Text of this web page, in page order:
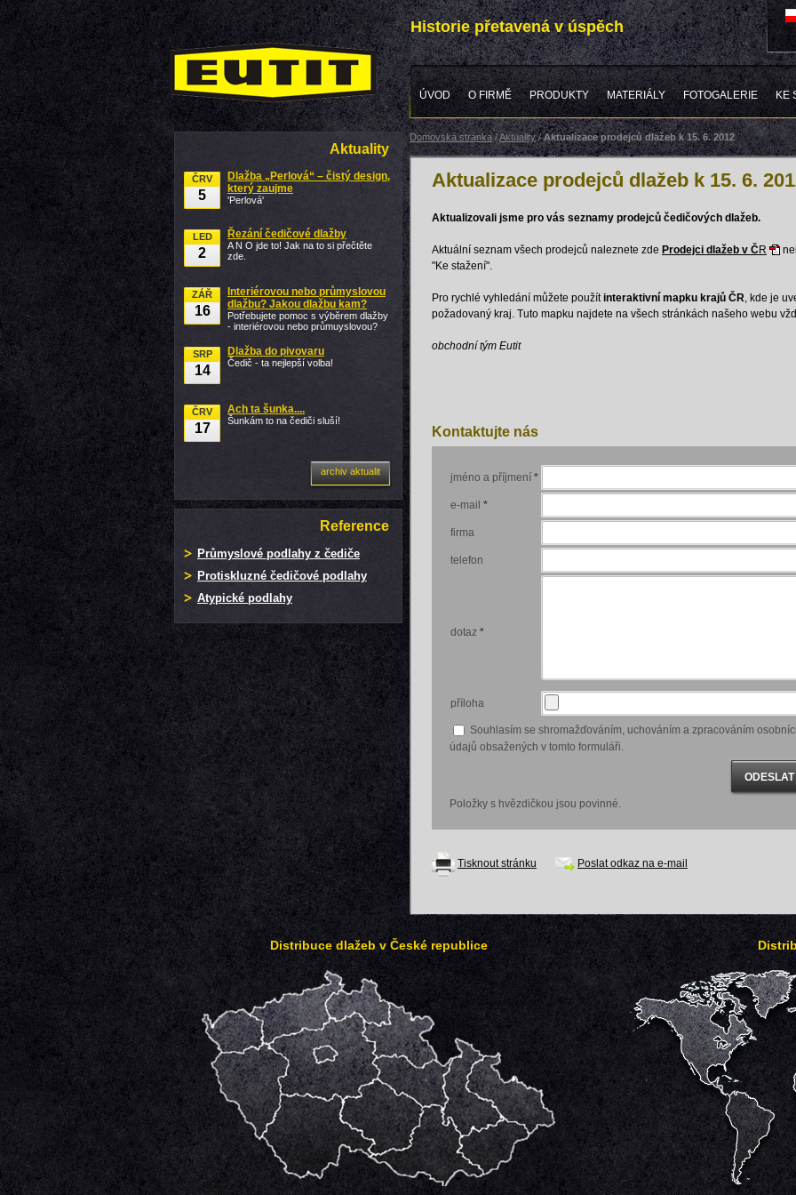
Historie přetavená v úspěch
ÚVOD O FIRMĚ PRODUKTY MATERIÁLY FOTOGALERIE KE
Domovská stránka/Aktuality/Aktualizace prodejců dlažeb k 15. 6. 2012
Aktualizace prodejců dlažeb k 15. 6.
Aktualizovali jsme pro vás seznamy prodejců čedičových dlažeb.
Aktuální seznam všech prodejců naleznete zde Prodejci dlažeb v ČR
"Ke stažení".
Pro rychlé vyhledání můžete použít interaktivní mapku krajů ČR , kde je
požadovaný kraj. Tuto mapku najdete na všech stránkách našeho webu
obchodní tým Eutit
Kontaktujte nás
jméno a příjmení *
e-mail *
firma
telefon
dotaz *
příloha
Souhlasím se shromažďováním, uchováním a zpracováním
údajů obsažených v tomto formuláři.
Položky s hvězdičkou jsou povinné.
Tisknout stránku Poslat odkaz na e-mail
Aktuality
ČRV
5
Dlažba „Perlová“ – čistý design,
který zaujme
'Perlová'
LED
2
Řezání čedičové dlažby
A N O jde to! Jak na to si přečtěte
zde.
ZÁŘ
16
Interiérovou nebo průmyslovou
dlažbu? Jakou dlažbu kam?
Potřebujete pomoc s výběrem dlažby
- interiérovou nebo průmuyslovou?
SRP
14
Dlažba do pivovaru
Čedič - ta nejlepší volba!
ČRV
17
Ach ta šunka....
Šunkám to na čediči sluší!
archiv aktualit
Reference
Průmyslové podlahy z čediče
Protiskluzné čedičové podlahy
Atypické podlahy
Distribuce dlažeb v České republice